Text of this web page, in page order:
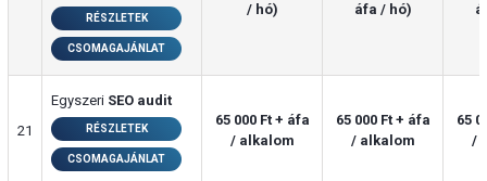
RÉSZLETEK
CSOMAGAJÁNLAT
/ hó)
áfa / hó)
21
Egyszeri SEO audit
RÉSZLETEK
CSOMAGAJÁNLAT
65 000 Ft + áfa
/ alkalom
65 000 Ft + áfa
/ alkalom
65
/